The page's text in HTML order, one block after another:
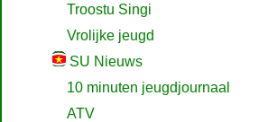
Troostu Singi
Vrolijke jeugd
SU Nieuws
10 minuten jeugdjournaal
ATV